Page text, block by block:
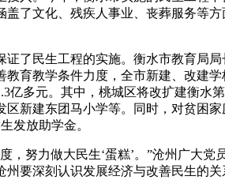
盖了文化、残疾人事业、丧葬服务等
了民生工程的实施。衡水市教育局
教育教学条件力度，全市新建、改建学
亿多元。其中，桃城区将改扩建衡水
区新建东团马小学等。同时，对贫困
发放助学金。
，努力做大民生‘蛋糕’。”沧州广大党
州要深刻认识发展经济与改善民生的